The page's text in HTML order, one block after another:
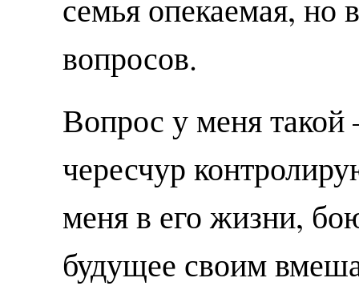
семья опекаемая, но
вопросов.
Вопрос у меня
чересчур
меня в его жизни,
будущее своим